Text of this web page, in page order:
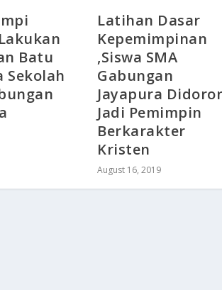
Batu
Sekolah
Latihan Dasar
Kepemimpinan
,Siswa SMA
Gabungan
Jayapura
Jadi Pemimpin
Berkarakter
Kristen
August 16, 2019